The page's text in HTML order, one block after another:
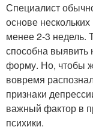
Специалист
основе
менее 2-3 недель.
способна выявить
форму. Но, чтобы
вовремя
признаки
важный фактор в
психики.